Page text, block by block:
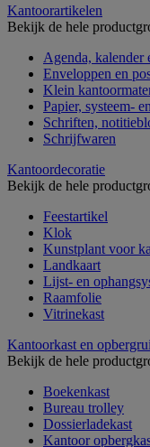
Kantoorartikelen
Bekijk de hele
Agenda, kalender
Enveloppen en
Klein
Papier, systeem-
Schriften,
Schrijfwaren
Kantoordecoratie
Bekijk de hele
Feestartikel
Klok
Kunstplant voor
Landkaart
Lijst- en
Raamfolie
Vitrinekast
Kantoorkast en
Bekijk de hele
Boekenkast
Bureau trolley
Dossierladekast
Kantoor